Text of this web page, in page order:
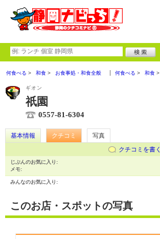
何食べる 和食 お食事処・和食全般 何食べる 和食
ギオン
祇園
0557-81-6304
基本情報 クチコミ
写真
クチコミを書く
じぶんのお気に入り:
メモ:
みんなのお気に入り:
このお店・スポットの写真